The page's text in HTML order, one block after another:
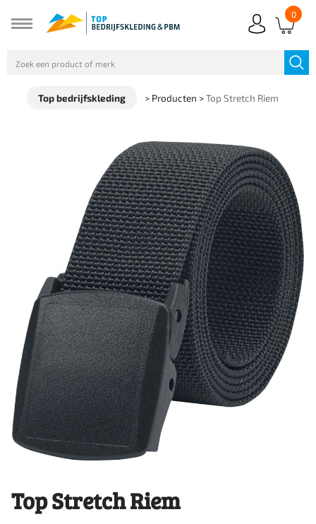
0
Top bedrijfskleding > Producten >Top Stretch Riem
Top Stretch Riem